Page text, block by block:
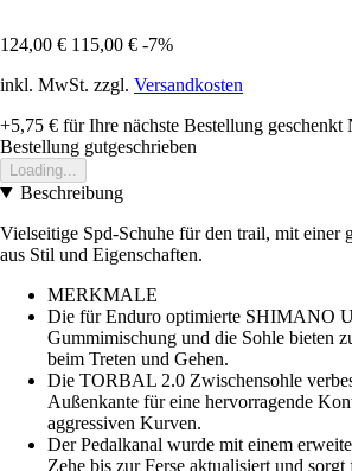
124,00 € 115,00 € -7%
inkl. MwSt. zzgl. Versandkosten
+5,75 € für Ihre nächste Bestellung geschenkt
Bestellung gutgeschrieben
Loading...
Beschreibung
Vielseitige Spd-Schuhe für den trail, mit einer
aus Stil und Eigenschaften.
MERKMALE
Die für Enduro optimierte SHIMANO
Gummimischung und die Sohle bieten
beim Treten und Gehen.
Die TORBAL 2.0 Zwischensohle
Außenkante für eine hervorragende
aggressiven Kurven.
Der Pedalkanal wurde mit einem
Zehe bis zur Ferse aktualisiert und